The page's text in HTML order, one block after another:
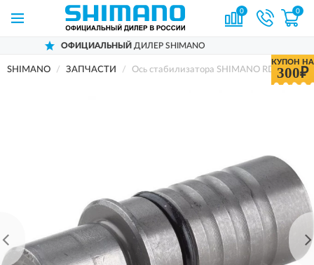
0 0
ОФИЦИАЛЬНЫЙДИЛЕР SHIMANO
КУПОН НА
300₽
SHIMANO ЗАПЧАСТИ Ось стабилизатора SHIMANO RD-